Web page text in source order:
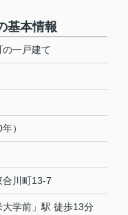
基本情報
一戸建て
）
合川町13-7
大学前 」駅 徒歩13分